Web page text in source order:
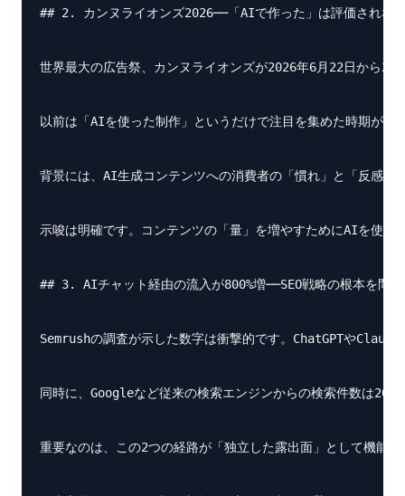
## 2. カンヌライオンズ2026──「AIで作った」は評価されな
世界最大の広告祭、カンヌライオンズが2026年6月22日から
以前は「AIを使った制作」というだけで注目を集めた時期が
背景には、AI生成コンテンツへの消費者の「慣れ」と「反感
示唆は明確です。コンテンツの「量」を増やすためにAIを使
## 3. AIチャット経由の流入が800%増──SEO戦略の根本を問
Semrushの調査が示した数字は衝撃的です。ChatGPTや
同時に、Googleなど従来の検索エンジンからの検索件数は
重要なのは、この2つの経路が「独立した露出面」として機能